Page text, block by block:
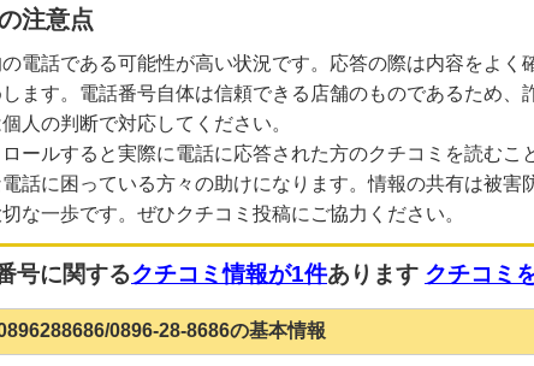
注意点
電話である可能性が高い状況です。応答の際は内容をよ
ます。電話番号自体は信頼できる店舗のものであるため
人の判断で対応してください。
ールすると実際に電話に応答された方のクチコミを読むこ
電話に困っている方々の助けになります。情報の共有は被
な一歩です。ぜひクチコミ投稿にご協力ください。
号に関するクチコミ情報が1件あります クチコミ
0896-28-8686の基本情報